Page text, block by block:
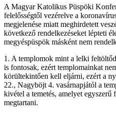
A Magyar Katolikus Püspöki
felelősségtől vezérelve a
megjelenése miatt meghirdetett
következő rendelkezéseket lépteti
megyéspüspök másként nem
1. A templomok mint a lelki
is fontosak, ezért templomainkat
körültekintően kell eljárni, ezért a
22., Nagyböjt 4. vasárnapjától a
kivétel a temetés, amelyet
megtartani.